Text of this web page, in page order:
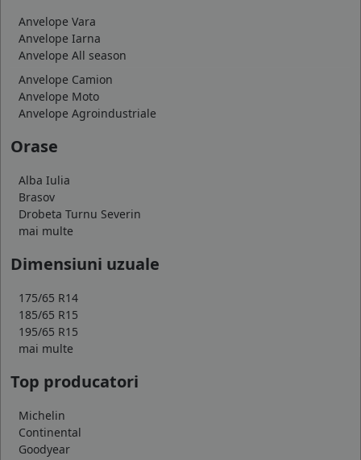
Anvelope Vara
Anvelope Iarna
Anvelope All season
Anvelope Camion
Anvelope Moto
Anvelope Agroindustriale
Orase
Alba Iulia
Brasov
Drobeta Turnu Severin
mai multe
Dimensiuni uzuale
175/65 R14
185/65 R15
195/65 R15
mai multe
Top producatori
Michelin
Continental
Goodyear